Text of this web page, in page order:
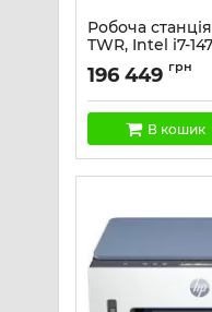
Робоча
TWR, Intel i7-
F1TB, NVD
кл+м, Win11P
Артикул: A40K7ET
196 449 грн
В кошик